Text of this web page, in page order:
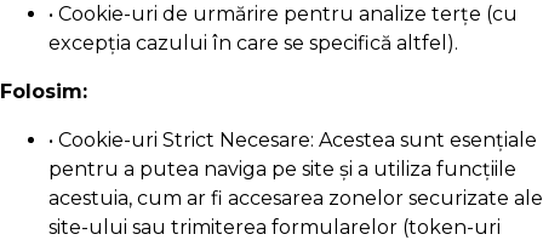
• Cookie-uri de urmărire pentru analize terțe (cu
excepția cazului în care se specifică altfel).
Folosim:
• Cookie-uri Strict Necesare: Acestea sunt esențiale
pentru a putea naviga pe site și a utiliza funcțiile
acestuia, cum ar fi accesarea zonelor securizate ale
site-ului sau trimiterea formularelor (token-uri